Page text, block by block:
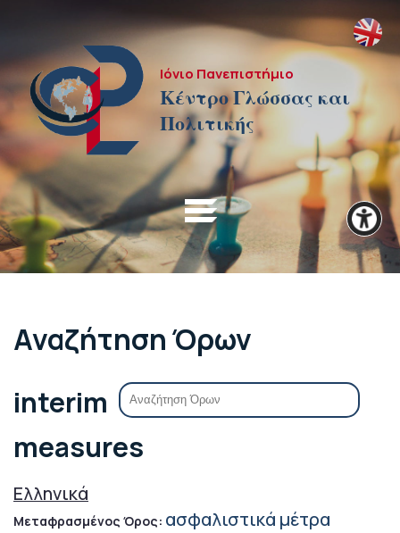
Ιόνιο Πανεπιστήμιο
Κέντρο Γλώσσας και
Πολιτικής
Αναζήτηση Όρων
interim
measures
Ελληνικά
Μεταφρασμένος Όρος: ασφαλιστικά μέτρα